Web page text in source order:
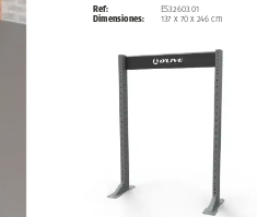
Ref:
Dimensiones:
ES32603.01
137 x 70 x 246 cm